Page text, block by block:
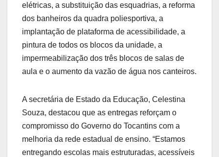
elétricas, a substituição das esquadrias, a reforma
dos banheiros da quadra poliesportiva, a
implantação de plataforma de acessibilidade, a
pintura de todos os blocos da unidade, a
impermeabilização dos três blocos de salas de
aula e o aumento da vazão de água nos canteiros.
A secretária de Estado da Educação, Celestina
Souza, destacou que as entregas reforçam o
compromisso do Governo do Tocantins com a
melhoria da rede estadual de ensino. “Estamos
entregando escolas mais estruturadas, acessíveis